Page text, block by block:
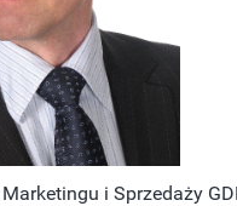
i Sprzedaży